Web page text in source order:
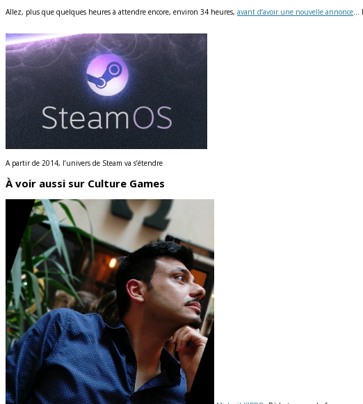
Allez, plus que quelques heures à attendre encore, environ 34 heures, avant d’avoir une nouvelle annonce…
A partir de 2014, l’univers de Steam va s’étendre
À voir aussi sur Culture Games